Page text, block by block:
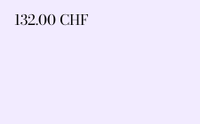
132.00 CHF